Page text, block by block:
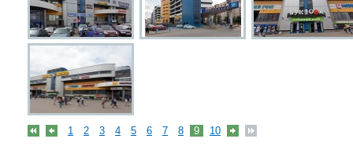
1 2 3 4 5 6 7 8 9 10